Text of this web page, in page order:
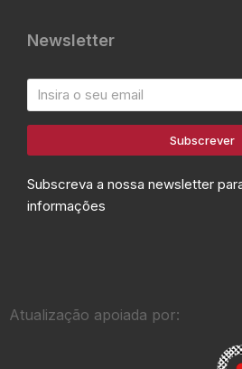
Newsletter
Subscrever
Subscreva a nossa newsletter
informações
Atualização apoiada por: